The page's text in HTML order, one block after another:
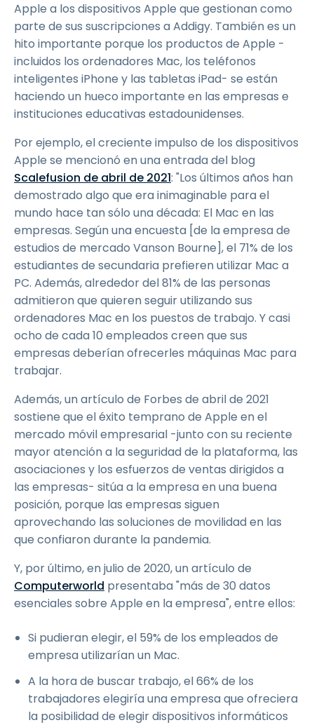
Apple a los dispositivos Apple que gestionan como
parte de sus suscripciones a Addigy. También es un
hito importante porque los productos de Apple -
incluidos los ordenadores Mac, los teléfonos
inteligentes iPhone y las tabletas iPad- se están
haciendo un hueco importante en las empresas e
instituciones educativas estadounidenses.
Por ejemplo, el creciente impulso de los dispositivos
Apple se mencionó en una entrada del blog
Scalefusion de abril de 2021: "Los últimos años han
demostrado algo que era inimaginable para el
mundo hace tan sólo una década: El Mac en las
empresas. Según una encuesta [de la empresa de
estudios de mercado Vanson Bourne], el 71% de los
estudiantes de secundaria prefieren utilizar Mac a
PC. Además, alrededor del 81% de las personas
admitieron que quieren seguir utilizando sus
ordenadores Mac en los puestos de trabajo. Y casi
ocho de cada 10 empleados creen que sus
empresas deberían ofrecerles máquinas Mac para
trabajar.
Además, un artículo de Forbes de abril de 2021
sostiene que el éxito temprano de Apple en el
mercado móvil empresarial -junto con su reciente
mayor atención a la seguridad de la plataforma, las
asociaciones y los esfuerzos de ventas dirigidos a
las empresas- sitúa a la empresa en una buena
posición, porque las empresas siguen
aprovechando las soluciones de movilidad en las
que confiaron durante la pandemia.
Y, por último, en julio de 2020, un artículo de
Computerworld presentaba "más de 30 datos
esenciales sobre Apple en la empresa", entre ellos:
Si pudieran elegir, el 59% de los empleados de
empresa utilizarían un Mac.
A la hora de buscar trabajo, el 66% de los
trabajadores elegiría una empresa que ofreciera
la posibilidad de elegir dispositivos informáticos